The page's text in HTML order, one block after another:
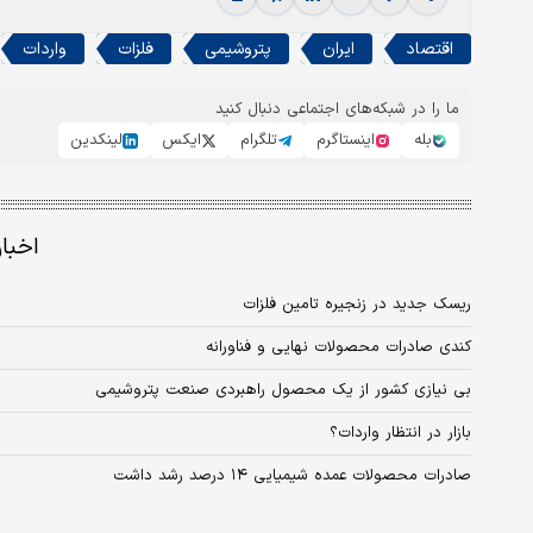
اقتصاد ایران پتروشیمی فلزات واردات
ما را در شبکه‌های اجتماعی دنبال کنید
بله
اینستاگرم تلگرام ایکس لینکدین
ریسک جدید در زنجیره تامین فلزات
کندی صادرات محصولات نهایی و فناورانه
بی نیازی کشور از یک محصول راهبردی صنعت پتروشیمی
بازار در انتظار واردات؟
صادرات محصولات عمده شیمیایی ۱۴ درصد رشد داشت